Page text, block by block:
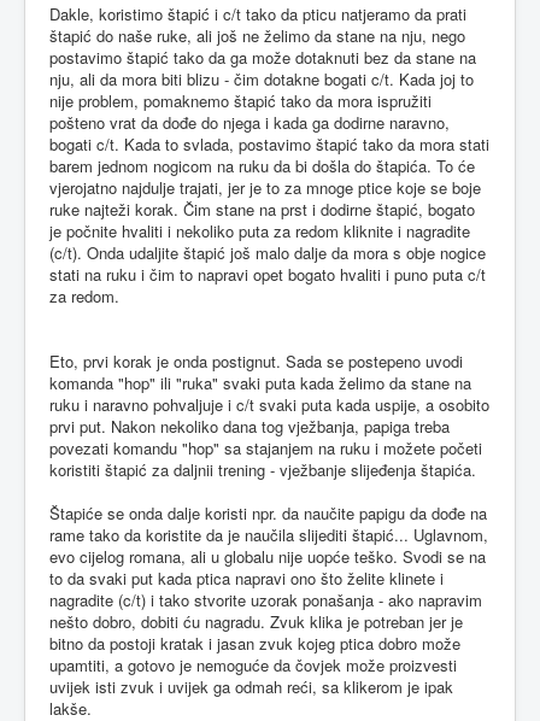
Dakle, koristimo štapić i c/t tako da pticu natjeramo da prati
štapić do naše ruke, ali još ne želimo da stane na nju, nego
postavimo štapić tako da ga može dotaknuti bez da stane na
nju, ali da mora biti blizu - čim dotakne bogati c/t. Kada joj to
nije problem, pomaknemo štapić tako da mora ispružiti
pošteno vrat da dođe do njega i kada ga dodirne naravno,
bogati c/t. Kada to svlada, postavimo štapić tako da mora stati
barem jednom nogicom na ruku da bi došla do štapića. To će
vjerojatno najdulje trajati, jer je to za mnoge ptice koje se boje
ruke najteži korak. Čim stane na prst i dodirne štapić, bogato
je počnite hvaliti i nekoliko puta za redom kliknite i nagradite
(c/t). Onda udaljite štapić još malo dalje da mora s obje nogice
stati na ruku i čim to napravi opet bogato hvaliti i puno puta c/t
za redom.
Eto, prvi korak je onda postignut. Sada se postepeno uvodi
komanda "hop" ili "ruka" svaki puta kada želimo da stane na
ruku i naravno pohvaljuje i c/t svaki puta kada uspije, a osobito
prvi put. Nakon nekoliko dana tog vježbanja, papiga treba
povezati komandu "hop" sa stajanjem na ruku i možete početi
koristiti štapić za daljnii trening - vježbanje slijeđenja štapića.
Štapiće se onda dalje koristi npr. da naučite papigu da dođe na
rame tako da koristite da je naučila slijediti štapić... Uglavnom,
evo cijelog romana, ali u globalu nije uopće teško. Svodi se na
to da svaki put kada ptica napravi ono što želite klinete i
nagradite (c/t) i tako stvorite uzorak ponašanja - ako napravim
nešto dobro, dobiti ću nagradu. Zvuk klika je potreban jer je
bitno da postoji kratak i jasan zvuk kojeg ptica dobro može
upamtiti, a gotovo je nemoguće da čovjek može proizvesti
uvijek isti zvuk i uvijek ga odmah reći, sa klikerom je ipak
lakše.